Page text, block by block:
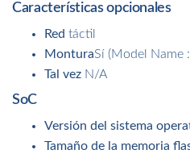
Características opcionales
Red táctil
MonturaSí (Model
Tal vez N/A
SoC
Versión del sistema
Tamaño de la memoria